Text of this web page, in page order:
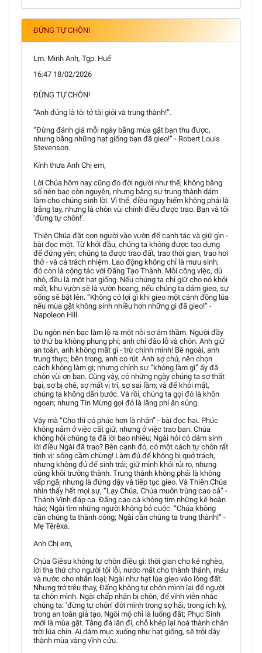
ĐỪNG TỰ CHÔN!
Lm. Minh Anh, Tgp. Huế
16:47 18/02/2026
ĐỪNG TỰ CHÔN!
“Anh đúng là tôi tớ tài giỏi và trung thành!”.
“Đừng đánh giá mỗi ngày bằng mùa gặt bạn thu được,
nhưng bằng những hạt giống bạn đã gieo!” - Robert Louis
Stevenson.
Kính thưa Anh Chị em,
Lời Chúa hôm nay cũng đo đời người như thế; không bằng
số nén bạc còn nguyên, nhưng bằng sự trung thành dám
làm cho chúng sinh lời. Vì thế, điều nguy hiểm không phải là
trắng tay, nhưng là chôn vùi chính điều được trao. Bạn và tôi
‘đừng tự chôn!’.
Thiên Chúa đặt con người vào vườn để canh tác và giữ gìn -
bài đọc một. Từ khởi đầu, chúng ta không được tạo dựng
để đứng yên; chúng ta được trao đất, trao thời gian, trao hơi
thở - và cả trách nhiệm. Lao động không chỉ là mưu sinh;
đó còn là cộng tác với Đấng Tạo Thành. Mỗi công việc, dù
nhỏ, đều là một hạt giống. Nếu chúng ta chỉ giữ cho nó khỏi
mất, khu vườn sẽ là vườn hoang; nếu chúng ta dám gieo, sự
sống sẽ bật lên. “Không có lợi gì khi gieo một cánh đồng lúa
nếu mùa gặt không sinh nhiều hơn những gì đã gieo!” -
Napoleon Hill.
Dụ ngôn nén bạc làm lộ ra một nỗi sợ âm thầm. Người đầy
tớ thứ ba không phung phí; anh chỉ đào lỗ và chôn. Anh giữ
an toàn, anh không mất gì - trừ chính mình! Bề ngoài, anh
trung thực; bên trong, anh co rút. Anh sợ chủ, nên chọn
cách không làm gì; nhưng chính sự “không làm gì” ấy đã
chôn vùi ơn ban. Cũng vậy, có những ngày chúng ta sợ thất
bại, sợ bị chê, sợ mất vị trí, sợ sai lầm; và để khỏi mất,
chúng ta không dấn bước. Và rồi, chúng ta gọi đó là khôn
ngoan; nhưng Tin Mừng gọi đó là lãng phí ân sủng.
Vậy mà “Cho thì có phúc hơn là nhận” - bài đọc hai. Phúc
không nằm ở việc cất giữ, nhưng ở việc trao ban. Chúa
không hỏi chúng ta đã lời bao nhiêu; Ngài hỏi có dám sinh
lời điều Ngài đã trao? Bên cạnh đó, có một cách tự chôn rất
tinh vi: sống cầm chừng! Làm đủ để không bị quở trách,
nhưng không đủ để sinh trái; giữ mình khỏi rủi ro, nhưng
cũng khỏi trưởng thành. Trung thành không phải là không
vấp ngã; nhưng là đứng dậy và tiếp tục gieo. Và Thiên Chúa
nhìn thấy hết mọi sự, “Lạy Chúa, Chúa muôn trùng cao cả” -
Thánh Vịnh đáp ca. Đấng cao cả không tìm những kẻ hoàn
hảo; Ngài tìm những người không bỏ cuộc. “Chúa không
cần chúng ta thành công; Ngài cần chúng ta trung thành!” -
Mẹ Têrêxa.
Anh Chị em,
Chúa Giêsu không tự chôn điều gì: thời gian cho kẻ nghèo,
lời tha thứ cho người tội lỗi, nước mắt cho thành thánh, máu
và nước cho nhân loại; Ngài như hạt lúa gieo vào lòng đất.
Nhưng trớ trêu thay, Đấng không tự chôn mình lại để người
ta chôn mình. Ngài chấp nhận bị chôn, để vĩnh viễn nhắc
chúng ta: ‘đừng tự chôn’ đời mình trong sợ hãi, trong ích kỷ,
trong an toàn giả tạo. Ngôi mộ chỉ là luống đất; Phục Sinh
mới là mùa gặt. Tảng đá lăn đi, chỗ khép lại hoá thành chân
trời lúa chín. Ai dám mục xuống như hạt giống, sẽ trỗi dậy
thành mùa vàng vĩnh cửu.